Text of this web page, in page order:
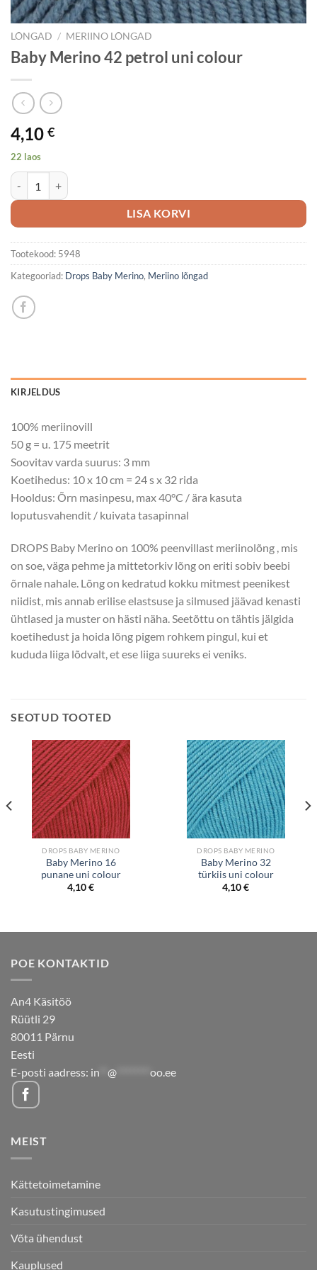
LÕNGAD / MERIINO LÕNGAD
Baby Merino 42 petrol uni colour
4,10 €
22 laos
Baby Merino 42 petrol uni colour kogus
LISA KORVI
Tootekood: 5948
Kategooriad: Drops Baby Merino, Meriino lõngad
KIRJELDUS
100% meriinovill
50 g = u. 175 meetrit
Soovitav varda suurus: 3 mm
Koetihedus: 10 x 10 cm = 24 s x 32 rida
Hooldus: Õrn masinpesu, max 40°C / ära kasuta
loputusvahendit / kuivata tasapinnal
DROPS Baby Merino on 100% peenvillast meriinolõng , mis
on soe, väga pehme ja mittetorkiv lõng on eriti sobiv beebi
õrnale nahale. Lõng on kedratud kokku mitmest peenikest
niidist, mis annab erilise elastsuse ja silmused jäävad kenasti
ühtlased ja muster on hästi näha. Seetõttu on tähtis jälgida
koetihedust ja hoida lõng pigem rohkem pingul, kui et
kududa liiga lõdvalt, et ese liiga suureks ei veniks.
SEOTUD TOOTED
DROPS BABY MERINO
Baby Merino 16
punane uni colour
4,10€
DROPS BABY MERINO
Baby Merino 32
türkiis uni colour
4,10€
POE KONTAKTID
An4 Käsitöö
Rüütli 29
80011 Pärnu
Eesti
E-posti aadress: in @ oo.ee
MEIST
Kättetoimetamine
Kasutustingimused
Võta ühendust
Kauplused